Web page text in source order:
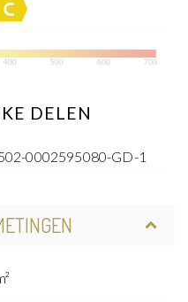
DELEN
0002595080-GD-1